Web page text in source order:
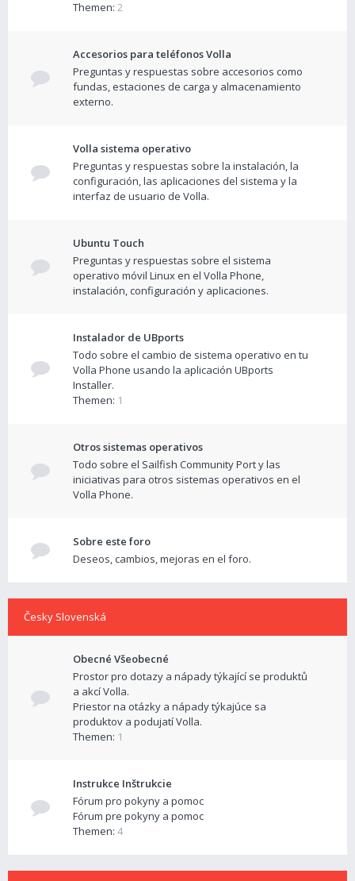
Themen: 2
Accesorios para teléfonos Volla
Preguntas y respuestas sobre accesorios como
fundas, estaciones de carga y almacenamiento
externo.
Volla sistema operativo
Preguntas y respuestas sobre la instalación, la
configuración, las aplicaciones del sistema y la
interfaz de usuario de Volla.
Ubuntu Touch
Preguntas y respuestas sobre el sistema
operativo móvil Linux en el Volla Phone,
instalación, configuración y aplicaciones.
Instalador de UBports
Todo sobre el cambio de sistema operativo en tu
Volla Phone usando la aplicación UBports
Installer.
Themen: 1
Otros sistemas operativos
Todo sobre el Sailfish Community Port y las
iniciativas para otros sistemas operativos en el
Volla Phone.
Sobre este foro
Deseos, cambios, mejoras en el foro.
Česky Slovenská
Obecné Všeobecné
Prostor pro dotazy a nápady týkající se produktů
a akcí Volla.
Priestor na otázky a nápady týkajúce sa
produktov a podujatí Volla.
Themen: 1
Instrukce Inštrukcie
Fórum pro pokyny a pomoc
Fórum pre pokyny a pomoc
Themen: 4